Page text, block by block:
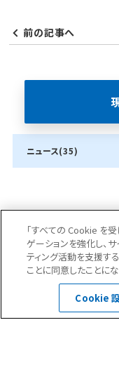
前の記事へ
ニュース(35)
お問合
「すべての Cookie を受
ゲーションを強化し、
ティング活動を支援す
ことに同意したことにな
Cookie